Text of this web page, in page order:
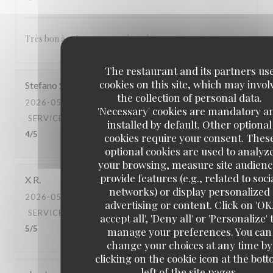
The restaurant and its partners
cookies on this site, which may
the collection of personal data.
'Necessary' cookies are mandatory
installed by default. Other optional
cookies require your consent.
optional cookies are used to
your browsing, measure site
provide features (e.g., related to
networks) or display personalized
advertising or content. Click on
accept all', 'Deny all' or 'Personalize'
manage your preferences. You can
change your choices at any time by
clicking on the cookie icon at the
Très bon à voir pour revenir un jour
Stefano S
2026-05-03
- 20:00 - GUESTS 2
SERVICE
AMBIANCE: 4/5 FOOD: 5/5 VALUE:
4/5
X R
2026-05-02
- 20:30 - GUESTS 2
SERVICE
5 FOOD : 5
5/5